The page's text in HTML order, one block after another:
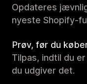
Opdateres
nyeste Shopify-
Prøv, før du
Tilpas, indtil du
du udgiver det.